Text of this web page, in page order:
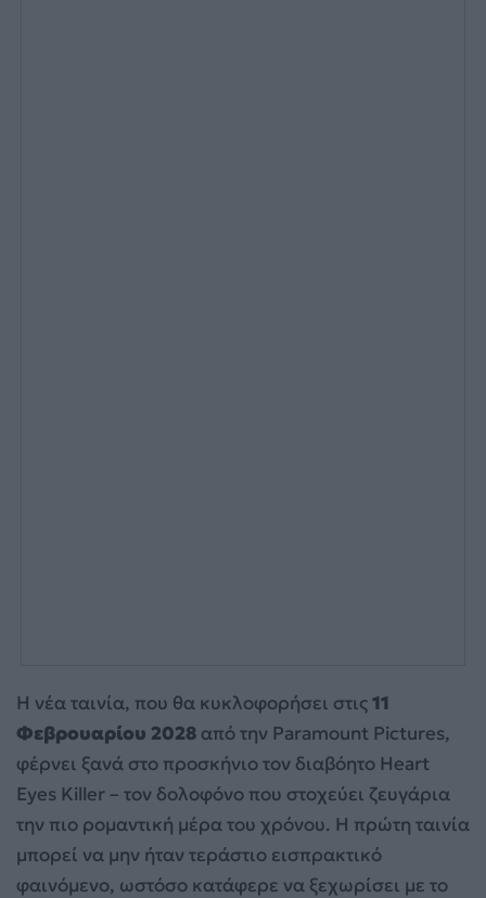
Η νέα ταινία, που θα κυκλοφορήσει στις11
Φεβρουαρίου 2028 από την Paramount Pictures,
φέρνει ξανά στο προσκήνιο τον διαβόητο Heart
Eyes Killer – τον δολοφόνο που στοχεύει ζευγάρια
την πιο ρομαντική μέρα του χρόνου. Η πρώτη ταινία
μπορεί να μην ήταν τεράστιο εισπρακτικό
φαινόμενο, ωστόσο κατάφερε να ξεχωρίσει με το